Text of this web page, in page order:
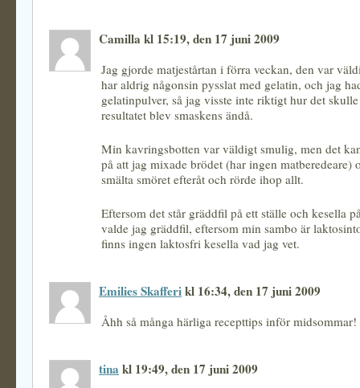
Camilla kl 15:19, den 17 juni 2009
Jag gjorde matjestårtan i förra veckan, den var
har aldrig någonsin pysslat med gelatin, och jag
gelatinpulver, så jag visste inte riktigt hur det
resultatet blev smaskens ändå.
Min kavringsbotten var väldigt smulig, men det
på att jag mixade brödet (har ingen matberedeare)
smälta smöret efteråt och rörde ihop allt.
Eftersom det står gräddfil på ett ställe och kesella
valde jag gräddfil, eftersom min sambo är
finns ingen laktosfri kesella vad jag vet.
Emilies Skafferikl 16:34, den 17 juni 2009
Åhh så många härliga recepttips inför midsommar!
tina kl 19:49, den 17 juni 2009